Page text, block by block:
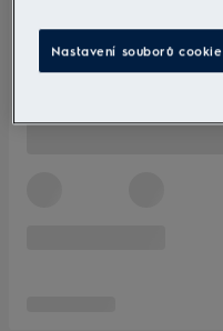
Nastavení souborů cookie